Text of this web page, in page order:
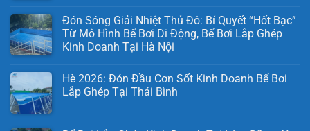
Đón Sóng Giải Nhiệt Thủ Đô: Bí Quyết “Hốt Bạc”
Từ Mô Hình Bể Bơi Di Động, Bể Bơi Lắp Ghép
Kinh Doanh Tại Hà Nội
Hè 2026: Đón Đầu Cơn Sốt Kinh Doanh Bể Bơi
Lắp Ghép Tại Thái Bình